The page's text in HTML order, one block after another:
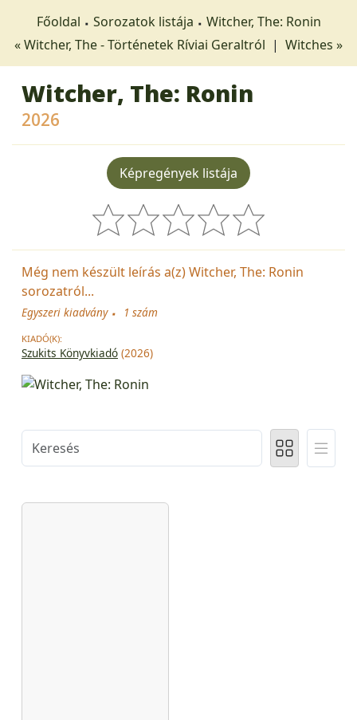
Főoldal Sorozatok listája
Witcher, The: Ronin
« Witcher, The - Történetek Ríviai Geraltról | Witches »
Witcher, The: Ronin
2026
Képregények listája
Még nem készült leírás a(z) Witcher, The: Ronin
sorozatról...
Egyszeri kiadvány 1 szám
KIADÓ(K):
Szukits Könyvkiadó (2026)